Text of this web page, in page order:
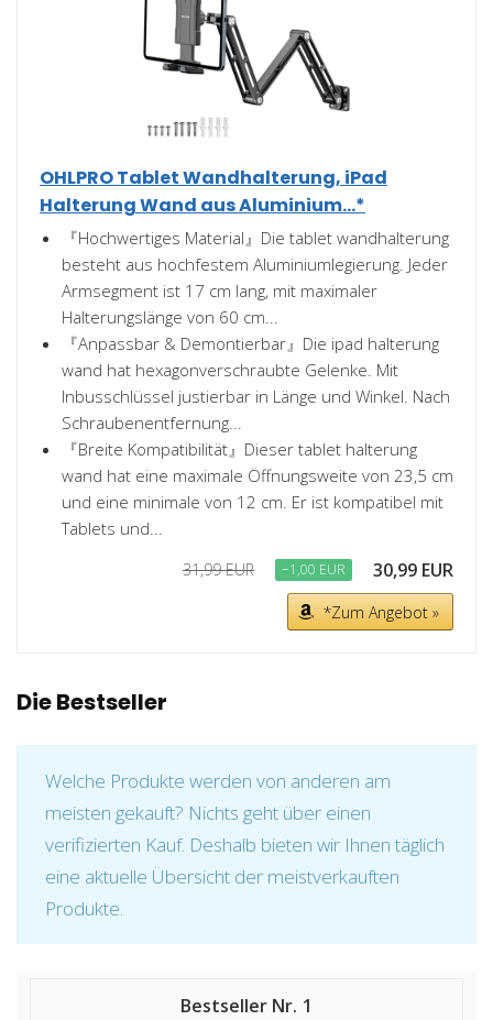
OHLPRO Tablet Wandhalterung, iPad
Halterung Wand aus Aluminium...*
『Hochwertiges Material』Die tablet wandhalterung
besteht aus hochfestem Aluminiumlegierung. Jeder
Armsegment ist 17 cm lang, mit maximaler
Halterungslänge von 60 cm...
『Anpassbar & Demontierbar』Die ipad halterung
wand hat hexagonverschraubte Gelenke. Mit
Inbusschlüssel justierbar in Länge und Winkel. Nach
Schraubenentfernung...
『Breite Kompatibilität』Dieser tablet halterung
wand hat eine maximale Öffnungsweite von 23,5 cm
und eine minimale von 12 cm. Er ist kompatibel mit
Tablets und...
31,99 EUR −1,00 EUR 30,99 EUR
*Zum Angebot »
Die Bestseller
Welche Produkte werden von anderen am
meisten gekauft? Nichts geht über einen
verifizierten Kauf. Deshalb bieten wir Ihnen täglich
eine aktuelle Übersicht der meistverkauften
Produkte.
1